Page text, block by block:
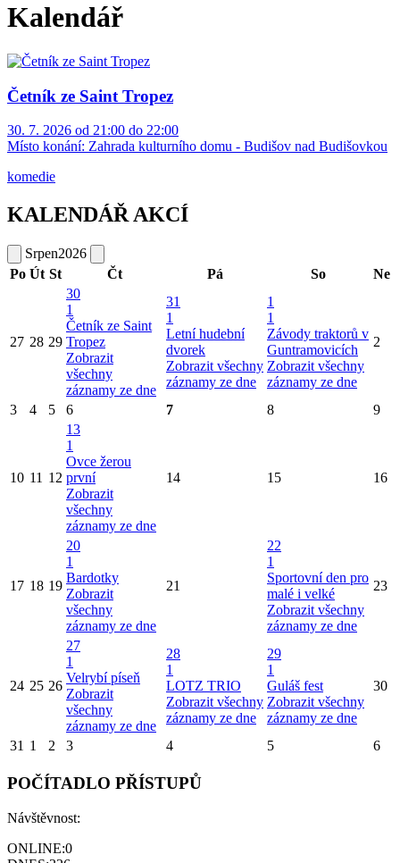
Kalendář
Četník ze Saint Tropez
30. 7. 2026 od 21:00 do 22:00
Místo konání: Zahrada kulturního domu - Budišov nad Budišovkou
komedie
KALENDÁŘ AKCÍ
Srpen2026
Po Út St Čt Pá So Ne
27 28 29
30
1
Četník ze Saint
Tropez
Zobrazit
všechny
záznamy ze dne
31
1
Letní hudební
dvorek
Zobrazit všechny
záznamy ze dne
1
1
Závody traktorů v
Guntramovicích
Zobrazit všechny
záznamy ze dne
2
3 4 5 6 7 8 9
10 11 12
13
1
Ovce žerou
první
Zobrazit
všechny
záznamy ze dne
14 15 16
17 18 19
20
1
Bardotky
Zobrazit
všechny
záznamy ze dne
21
22
1
Sportovní den pro
malé i velké
Zobrazit všechny
záznamy ze dne
23
24 25 26
27
1
Velrybí píseň
Zobrazit
všechny
záznamy ze dne
28
1
LOTZ TRIO
Zobrazit všechny
záznamy ze dne
29
1
Guláš fest
Zobrazit všechny
záznamy ze dne
30
31 1 2 3 4 5 6
POČÍTADLO PŘÍSTUPŮ
Návštěvnost:
ONLINE:0